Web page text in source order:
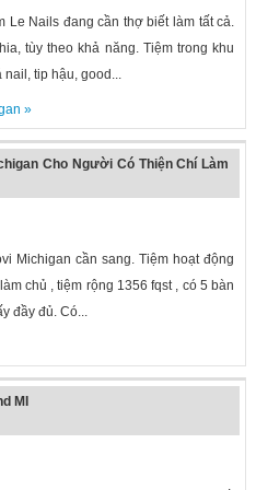
Le Nails đang cần thợ biết làm tất cả.
tùy theo khả năng. Tiệm trong khu
nail, tip hậu, good...
»
Cho Người Có Thiện Chí Làm
Michigan cần sang. Tiệm hoạt động
chủ , tiệm rộng 1356 fqst , có 5 bàn
đầy đủ. Có...
MI